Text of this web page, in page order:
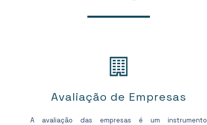
Avaliação de Empresas
A avaliação das empresas é um instrumento